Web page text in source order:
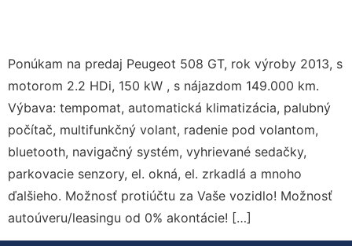
Ponúkam na predaj Peugeot 508 GT, rok výroby 2013, s
motorom 2.2 HDi, 150 kW , s nájazdom 149.000 km.
Výbava: tempomat, automatická klimatizácia, palubný
počítač, multifunkčný volant, radenie pod volantom,
bluetooth, navigačný systém, vyhrievané sedačky,
parkovacie senzory, el. okná, el. zrkadlá a mnoho
ďalšieho. Možnosť protiúčtu za Vaše vozidlo! Možnosť
autoúveru/leasingu od 0% akontácie! […]